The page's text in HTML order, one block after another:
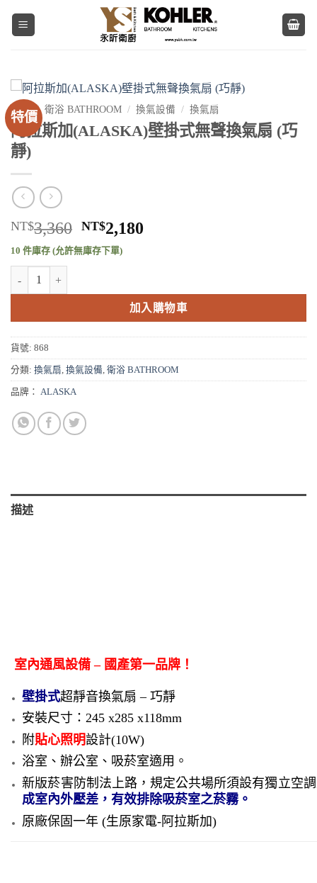
特價
首頁 / 衛浴 BATHROOM / 換氣設備 / 換氣扇
阿拉斯加(ALASKA)壁掛式無聲換氣扇 (巧
靜)
NT$3,360 原
始
NT$3,360。
NT$2,180
NT$2,180。
10 件庫存 (允許無庫存下單)
加入購物車
貨號: 868
分類: 換氣扇, 換氣設備, 衛浴 BATHROOM
品牌： ALASKA
描述
室內通風設備 – 國產第一品牌！
壁掛式超靜音換氣扇 – 巧靜
安裝尺寸：245 x285 x118mm
附貼心照明設計(10W)
浴室、辦公室、吸菸室適用。
新版菸害防制法上路，規定公共場所須設有獨立空
成室內外壓差，有效排除吸菸室之菸霧。
原廠保固一年 (生原家電-阿拉斯加)